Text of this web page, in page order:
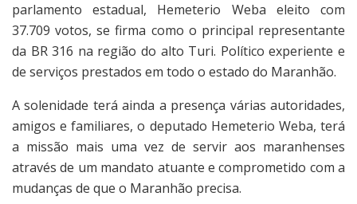
parlamento estadual, Hemeterio Weba eleito com
37.709 votos, se firma como o principal representante
da BR 316 na região do alto Turi. Político experiente e
de serviços prestados em todo o estado do Maranhão.
A solenidade terá ainda a presença várias autoridades,
amigos e familiares, o deputado Hemeterio Weba, terá
a missão mais uma vez de servir aos maranhenses
através de um mandato atuante e comprometido com a
mudanças de que o Maranhão precisa.